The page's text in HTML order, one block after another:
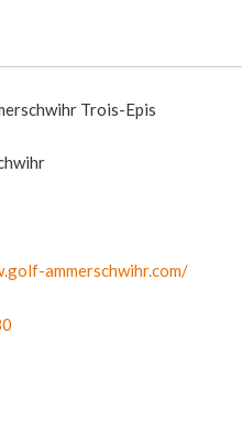
Trois-Epis
ammerschwihr.com/